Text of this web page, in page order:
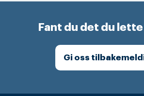
Fant du det du
Gi oss